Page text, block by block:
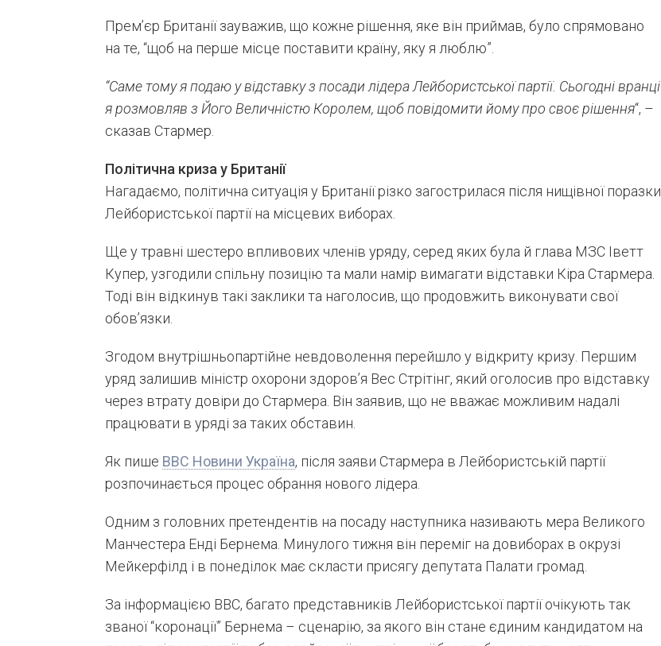
Прем’єр Британії зауважив, що кожне рішення, яке він приймав, було спрямовано
на те, “щоб на перше місце поставити країну, яку я люблю”.
“Саме тому я подаю у відставку з посади лідера Лейбористської партії. Сьогодні вранці
я розмовляв з Його Величністю Королем, щоб повідомити йому про своє рішення“, –
сказав Стармер.
Політична криза у Британії
Нагадаємо, політична ситуація у Британії різко загострилася після нищівної поразки
Лейбористської партії на місцевих виборах.
Ще у травні шестеро впливових членів уряду, серед яких була й глава МЗС Іветт
Купер, узгодили спільну позицію та мали намір вимагати відставки Кіра Стармера.
Тоді він відкинув такі заклики та наголосив, що продовжить виконувати свої
обов’язки.
Згодом внутрішньопартійне невдоволення перейшло у відкриту кризу. Першим
уряд залишив міністр охорони здоров’я Вес Стрітінг, який оголосив про відставку
через втрату довіри до Стармера. Він заявив, що не вважає можливим надалі
працювати в уряді за таких обставин.
Як пише ВВС Новини Україна, після заяви Стармера в Лейбористській партії
розпочинається процес обрання нового лідера.
Одним з головних претендентів на посаду наступника називають мера Великого
Манчестера Енді Бернема. Минулого тижня він переміг на довиборах в окрузі
Мейкерфілд і в понеділок має скласти присягу депутата Палати громад.
За інформацією BBC, багато представників Лейбористської партії очікують так
званої “коронації” Бернема – сценарію, за якого він стане єдиним кандидатом на